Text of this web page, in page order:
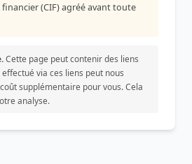
(CIF) agréé avant toute
Cette page peut contenir des liens
via ces liens peut nous
supplémentaire pour vous. Cela
analyse.